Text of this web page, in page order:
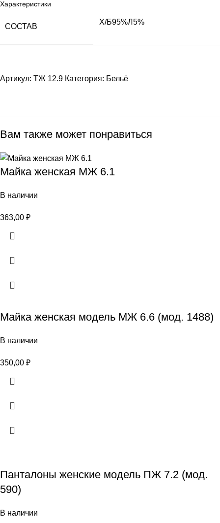
Характеристики
СОСТАВ
Х/Б95%Л5%
Артикул: ТЖ 12.9 Категория: Бельё
Вам также может понравиться
Майка женская МЖ 6.1
В наличии
363,00 ₽
Майка женская модель МЖ 6.6 (мод. 1488)
В наличии
350,00 ₽
Панталоны женские модель ПЖ 7.2 (мод.
590)
В наличии